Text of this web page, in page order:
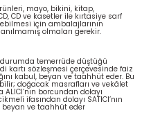
mayo, bikini, kitap,
CD ve kasetler ile kırtasiye sarf
için ambalajlarının
olmaları gerekir.
durumda temerrüde düştüğü
kartı sözleşmesi çerçevesinde faiz
kabul, beyan ve taahhüt eder. Bu
doğacak masrafları ve vekâlet
borcundan dolayı
ifasından dolayı SATICI’nın
beyan ve taahhüt eder